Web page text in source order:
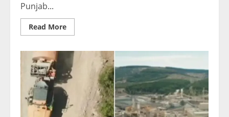
Punjab...
Read MoreRead
more
nuage
de
blessures
plane
sur
Rohit
Sharma
alors
que